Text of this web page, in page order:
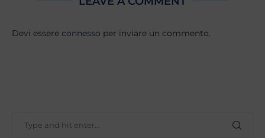
Devi essere connesso per inviare un commento.